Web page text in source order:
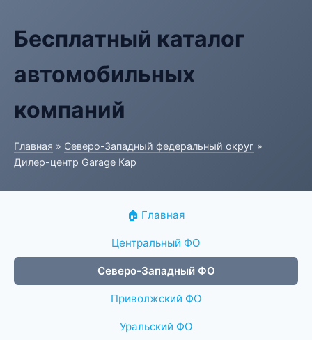
Бесплатный каталог
автомобильных
компаний
Главная » Северо-Западный федеральный округ »
Дилер-центр Garage Кар
🏠 Главная
Центральный ФО
Северо-Западный ФО
Приволжский ФО
Уральский ФО